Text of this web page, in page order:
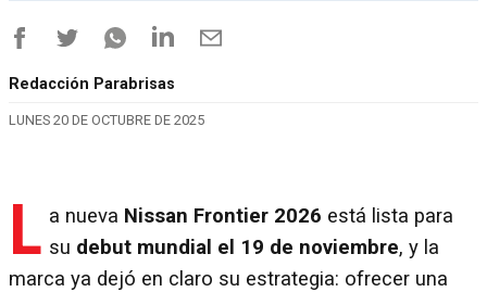
Redacción Parabrisas
LUNES 20 DE OCTUBRE DE 2025
L a nueva Nissan Frontier 2026 está lista para
su debut mundial el 19 de noviembre, y la
marca ya dejó en claro su estrategia: ofrecer una